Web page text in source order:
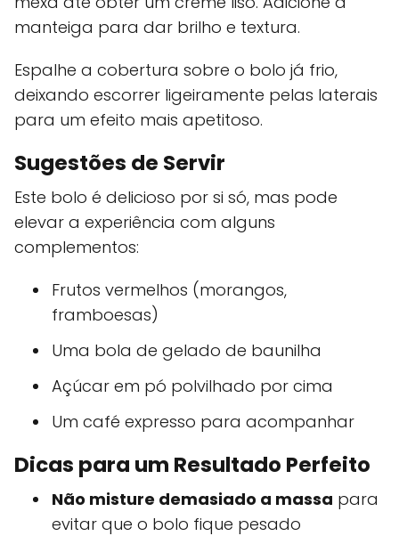
manteiga para dar brilho e textura.
Espalhe a cobertura sobre o bolo já frio,
deixando escorrer ligeiramente pelas laterais
para um efeito mais apetitoso.
Sugestões de Servir
Este bolo é delicioso por si só, mas pode
elevar a experiência com alguns
complementos:
Frutos vermelhos (morangos,
framboesas)
Uma bola de gelado de baunilha
Açúcar em pó polvilhado por cima
Um café expresso para acompanhar
Dicas para um Resultado Perfeito
Não misture demasiado a massa para
evitar que o bolo fique pesado